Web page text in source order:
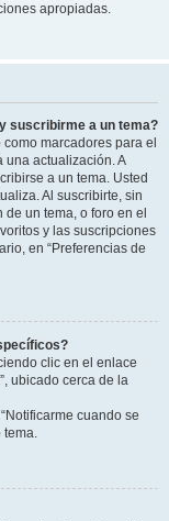
apropiadas.
suscribirme a un tema?
marcadores para el
actualización. A
a un tema. Usted
Al suscribirte, sin
un tema, o foro en el
y las suscripciones
en “Preferencias de
clic en el enlace
ubicado cerca de la
cuando se
tema.